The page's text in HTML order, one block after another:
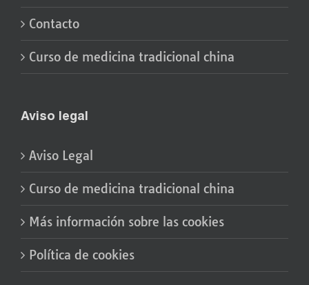
Contacto
Curso de medicina tradicional china
Aviso legal
Aviso Legal
Curso de medicina tradicional china
Más información sobre las cookies
Política de cookies